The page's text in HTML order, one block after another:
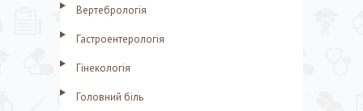
Вертебрологія
Гастроентерологія
Гінекологія
Головний біль